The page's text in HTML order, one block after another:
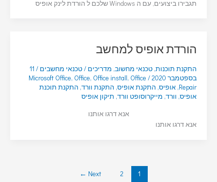
תגבירו ביצועים, עם ה Windows שלכם ל הורדת לינק אופיס
הורדת אופיס למחשב
התקנת תוכנות, טכנאי מחשוב, מדריכים / טכנאי מחשבים /
11
בספטמבר 2020
/
Microsoft Office, Office, Office install, Office
Repair
, אופיס, התקנת אופיס, התקנת וורד, התקנת תוכנת
אופיס, וורד, מייקרוסופט וורד, תיקון אופיס
אנא דרגו אותנו
אנא דרגו אותנו
1
2
Next
←